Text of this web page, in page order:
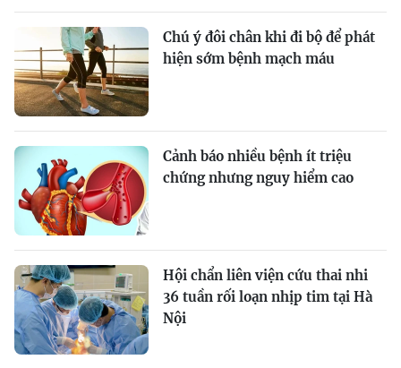
Chú ý đôi chân khi đi bộ để phát
hiện sớm bệnh mạch máu
Cảnh báo nhiều bệnh ít triệu
chứng nhưng nguy hiểm cao
Hội chẩn liên viện cứu thai nhi
36 tuần rối loạn nhịp tim tại Hà
Nội